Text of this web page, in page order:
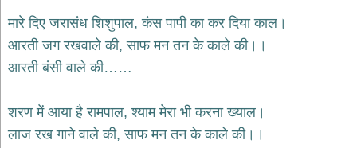
हनुमान
भजन
hanuman
bhajans
भजन
bhajans
मारे दिए जरासंध शिशुपाल, कंस पापी का कर दिया काल।
आरती जग रखवाले की, साफ मन तन के काले की।।
आरती बंसी वाले की……
शरण में आया है रामपाल, श्याम मेरा भी करना ख्याल।
लाज रख गाने वाले की, साफ मन तन के काले की।।